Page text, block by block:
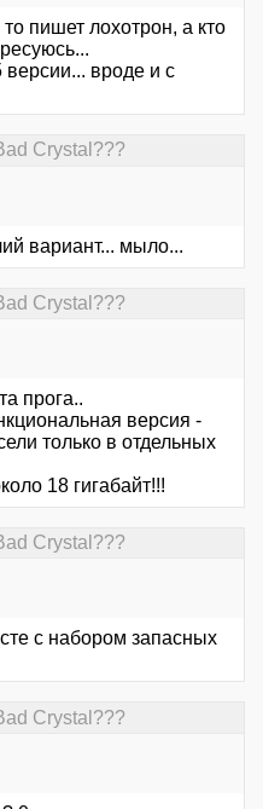
пишет лохотрон, а кто
версии... вроде и с
Crystal???
вариант... мыло...
Crystal???
прога..
версия -
только в отдельных
18 гигабайт!!!
Crystal???
с набором запасных
Crystal???